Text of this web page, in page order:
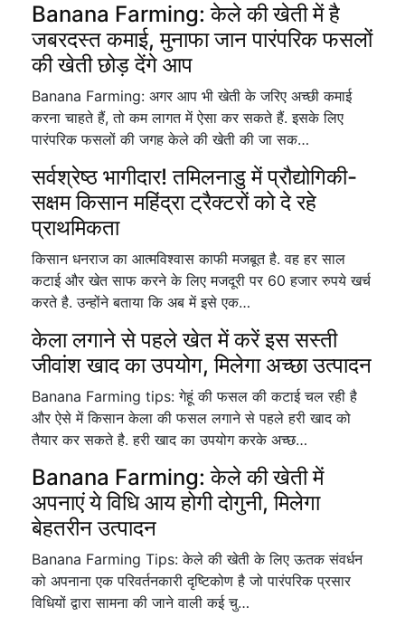
Banana Farming: केले की खेती में है
जबरदस्त कमाई, मुनाफा जान पारंपरिक फसलों
की खेती छोड़ देंगे आप
Banana Farming: अगर आप भी खेती के जरिए अच्छी कमाई
करना चाहते हैं, तो कम लागत में ऐसा कर सकते हैं. इसके लिए
पारंपरिक फसलों की जगह केले की खेती की जा सक…
सर्वश्रेष्ठ भागीदार! तमिलनाडु में प्रौद्योगिकी-
सक्षम किसान महिंद्रा ट्रैक्टरों को दे रहे
प्राथमिकता
किसान धनराज का आत्मविश्वास काफी मजबूत है. वह हर साल
कटाई और खेत साफ करने के लिए मजदूरी पर 60 हजार रुपये खर्च
करते है. उन्होंने बताया कि अब में इसे एक…
केला लगाने से पहले खेत में करें इस सस्ती
जीवांश खाद का उपयोग, मिलेगा अच्छा उत्पादन
Banana Farming tips: गेहूं की फसल की कटाई चल रही है
और ऐसे में किसान केला की फसल लगाने से पहले हरी खाद को
तैयार कर सकते है. हरी खाद का उपयोग करके अच्छ…
Banana Farming: केले की खेती में
अपनाएं ये विधि आय होगी दोगुनी, मिलेगा
बेहतरीन उत्पादन
Banana Farming Tips: केले की खेती के लिए ऊतक संवर्धन
को अपनाना एक परिवर्तनकारी दृष्टिकोण है जो पारंपरिक प्रसार
विधियों द्वारा सामना की जाने वाली कई चु…